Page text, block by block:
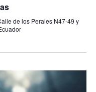
de los Perales N47-49 y